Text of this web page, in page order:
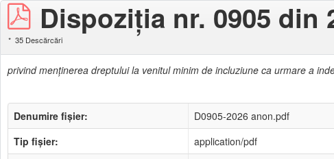
Dispoziţia nr. 0905 din
35 Descărcări
privind menţinerea dreptului la venitul minim de incluziune ca urmare a
Denumire fișier:
D0905-2026 anon.pdf
Tip fișier:
application/pdf